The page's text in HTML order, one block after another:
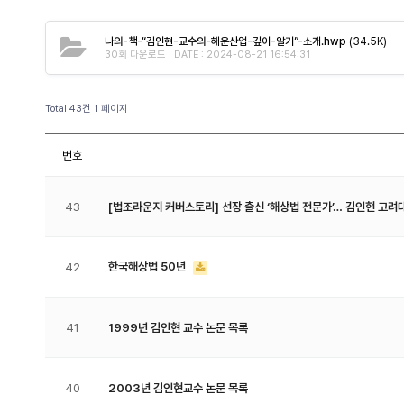
나의-책-“김인현-교수의-해운산업-깊이-알기”-소개.hwp (34.5K)
30회 다운로드 | DATE : 2024-08-21 16:54:31
Total 43건 1 페이지
번호
43 [법조라운지 커버스토리] 선장 출신 ‘해상법 전문가’… 김인현 고려
42 한국해상법 50년
41 1999년 김인현 교수 논문 목록
40 2003년 김인현교수 논문 목록